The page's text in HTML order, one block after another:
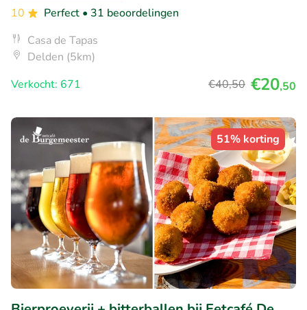
10
Perfect • 31 beoordelingen
Casa de Tapas
Delden (5km)
Verkocht: 671
€40,50 €20,50
51% korting